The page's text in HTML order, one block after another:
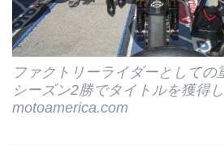
ファクトリーライダーとしての
シーズン2勝でタイトルを獲得
motoamerica.com